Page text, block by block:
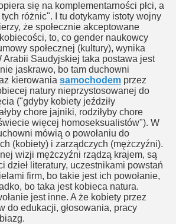
się na komplementarności płci, a
różnic". I tu dotykamy istoty wojny
że społecznie akceptowane
to, co gender naukowcy
społecznej (kultury), wynika
Arabii Saudyjskiej taka postawa jest
jaskrawo, bo tam duchowni
kierowania samochodem przez
natury nieprzystosowanej do
("gdyby kobiety jeździły
chore jajniki, rodziłyby chore
więcej homoseksualistów"). W
mówią o powołaniu do
(kobiety) i zarządczych (mężczyźni).
wizji mężczyźni rządzą krajem, są
dzieł literatury, uczestnikami powstań
firm, bo takie jest ich powołanie,
bo taka jest kobieca natura.
jest inne. A że kobiety przez
do edukacji, głosowania, pracy